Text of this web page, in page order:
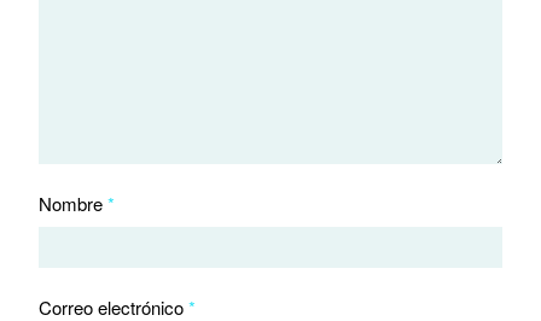
Nombre*
Correo electrónico*